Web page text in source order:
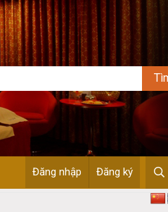
Đăng nhập Đăng ký